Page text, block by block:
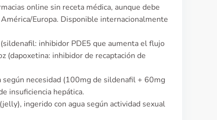
online sin receta médica, aunque debe
Europa. Disponible internacionalmente
inhibidor PDE5 que aumenta el flujo
(dapoxetina: inhibidor de recaptación de
necesidad (100mg de sildenafil + 60mg
insuficiencia hepática.
ingerido con agua según actividad sexual